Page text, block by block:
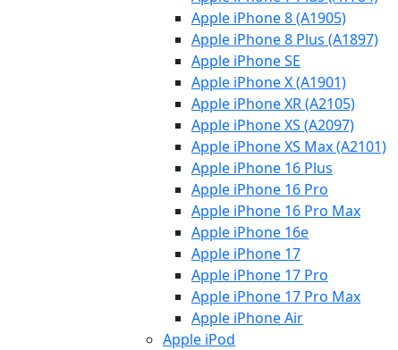
Apple iPhone 8 (A1905)
Apple iPhone 8 Plus (A1897)
Apple iPhone SE
Apple iPhone X (A1901)
Apple iPhone XR (A2105)
Apple iPhone XS (A2097)
Apple iPhone XS Max (A2101)
Apple iPhone 16 Plus
Apple iPhone 16 Pro
Apple iPhone 16 Pro Max
Apple iPhone 16e
Apple iPhone 17
Apple iPhone 17 Pro
Apple iPhone 17 Pro Max
Apple iPhone Air
Apple iPod